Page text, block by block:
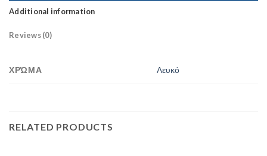
Additional information
Reviews (0)
ΧΡΏΜΑ Λευκό
RELATED PRODUCTS